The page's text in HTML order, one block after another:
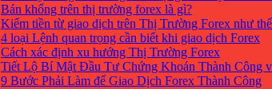
Bán khống trên thị trường forex là gì?
Kiếm tiền từ giao dịch trên Thị Trường Forex như
4 loại Lệnh quan trọng cần biết khi giao dịch Forex
Cách xác định xu hướng Thị Trường Forex
Tiết Lộ Bí Mật Đầu Tư Chứng Khoán Thành Công
9 Bước Phải Làm để Giao Dịch Forex Thành Công